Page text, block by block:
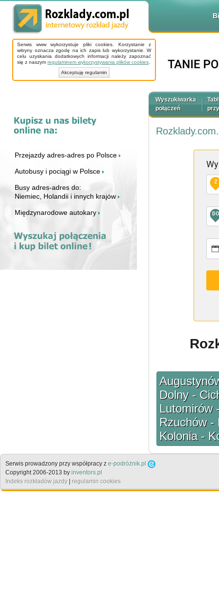
Serwis www wykorzystuje pliki cookies. Korzystanie z
witryny oznacza zgodę na ich zapis lub wykorzystanie. W
celu uzyskania dodatkowych informacji należy zapoznać
się z naszym regulaminem wykorzystywania plików cookies
Akceptuję regulamin
Przejazdy adres-adres po Polsce
Autobusy i pociągi w Polsce
Busy adres-adres do:
Niemiec, Holandii i innych krajów
Międzynarodowe autokary
Wyszukiwarka
połączeń
Z
DO
Dolny -
Lutomirów
Rzuchów -
Kolonia -
Serwis prowadzony przy współpracy z e-podróżnik.pl
Copyright 2006-2013 by inventors.pl
Indeks rozkładów jazdy | regulamin cookies